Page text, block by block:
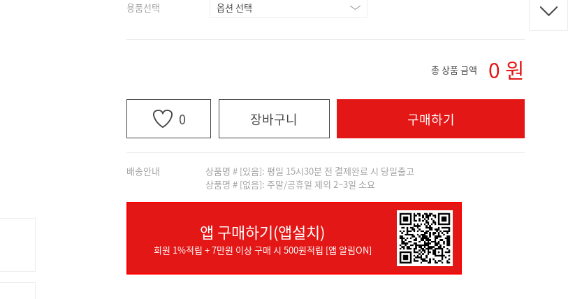
용품선택
총 상품 금액 0 원
0 장바구니 구매하기
배송안내
상품명 # [있음]: 평일 15시30분 전 결제완료 시 당일출고
상품명 # [없음]: 주말/공휴일 제외 2~3일 소요
앱 구매하기(앱설치)
회원 1%적립 + 7만원 이상 구매 시 500원적립 [앱 알림ON]